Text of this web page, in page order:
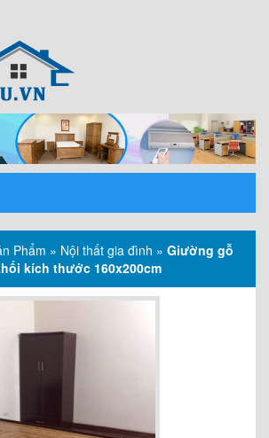
Phẩm » Nội thất gia đình » Giường gỗ
kích thước 160x200cm